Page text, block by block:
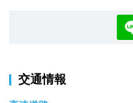
交通情報